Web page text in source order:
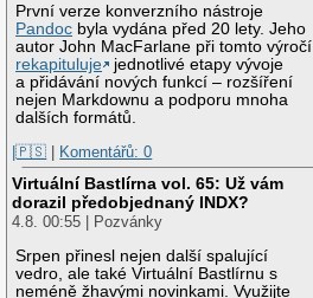
První verze konverzního nástroje
Pandoc byla vydána před 20 lety. Jeho
autor John MacFarlane při tomto výročí
rekapituluje
jednotlivé etapy vývoje
a přidávání nových funkcí – rozšíření
nejen Markdownu a podporu mnoha
dalších formátů.
|🇵🇸
Komentářů: 0
Virtuální Bastlírna vol. 65: Už vám
dorazil předobjednaný INDX?
4.8. 00:55 | Pozvánky
Srpen přinesl nejen další spalující
vedro, ale také Virtuální Bastlírnu s
neméně žhavými novinkami. Využijte